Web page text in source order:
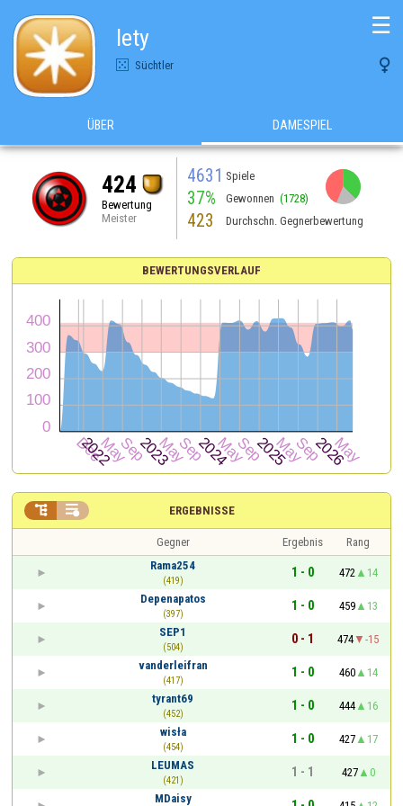
lety
Süchtler 
☰
ÜBER DAMESPIEL
424
Bewertung
Meister
4631 Spiele
37% Gewonnen (1728)
423 Durchschn. Gegnerbewertung
BEWERTUNGSVERLAUF
ERGEBNISSE
 
Gegner Ergebnis
Rang
Rama254
(419)
1 - 0 472
14
Depenapatos
(397)
1 - 0 459
13
SEP1
(504)
0 - 1 474
-15
vanderleifran
(417)
1 - 0 460
14
tyrant69
(452)
1 - 0 444
16
wisła
(454)
1 - 0 427
17
LEUMAS
(421)
1 - 1 427
0
MDaisy